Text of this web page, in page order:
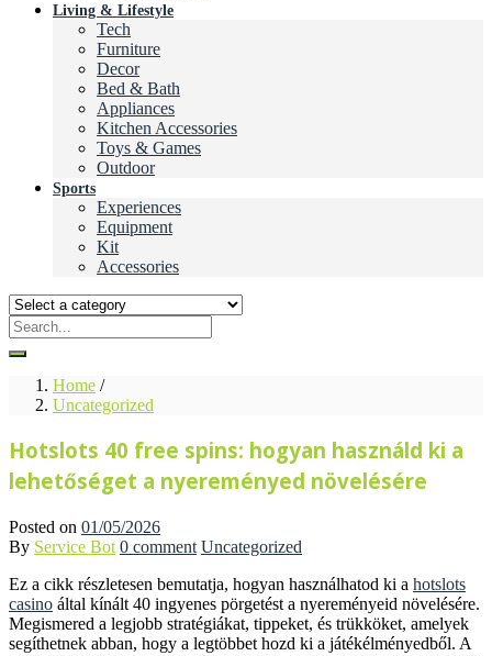
Living & Lifestyle
Tech
Furniture
Decor
Bed & Bath
Appliances
Kitchen Accessories
Toys & Games
Outdoor
Sports
Experiences
Equipment
Kit
Accessories
Home /
Uncategorized
Hotslots 40 free spins: hogyan használd ki a
lehetőséget a nyereményed növelésére
Posted on 01/05/2026
By Service Bot 0 comment Uncategorized
Ez a cikk részletesen bemutatja, hogyan használhatod ki a hotslots
casino által kínált 40 ingyenes pörgetést a nyereményeid növelésére.
Megismered a legjobb stratégiákat, tippeket, és trükköket, amelyek
segíthetnek abban, hogy a legtöbbet hozd ki a játékélményedből. A